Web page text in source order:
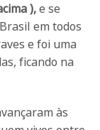
),e se
em todos
e foi uma
ficando na
às